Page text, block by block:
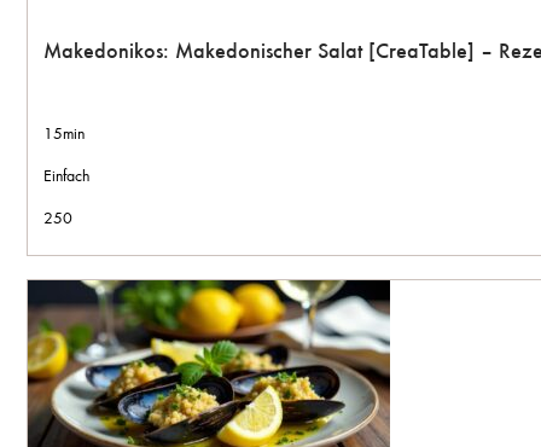
Makedonikos: Makedonischer Salat [CreaTable] –
15min
Einfach
250